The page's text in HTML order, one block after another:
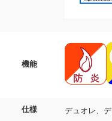
機能
仕様 デュオレ、